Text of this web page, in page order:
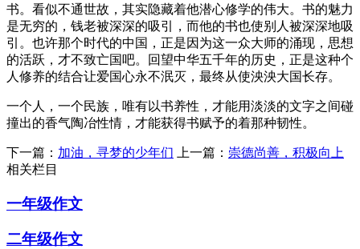
书。看似不通世故，其实隐藏着他潜心修学的伟大。书的魅力
是无穷的，钱老被深深的吸引，而他的书也使别人被深深地吸
引。也许那个时代的中国，正是因为这一众大师的涌现，思想
的活跃，才不致亡国吧。回望中华五千年的历史，正是这种个
人修养的结合让爱国心永不泯灭，最终从使泱泱大国长存。
一个人，一个民族，唯有以书养性，才能用淡淡的文字之间碰
撞出的香气陶冶性情，才能获得书赋予的着那种韧性。
下一篇： 加油，寻梦的少年们 上一篇： 崇德尚善，积极向上
相关栏目
一年级作文
二年级作文